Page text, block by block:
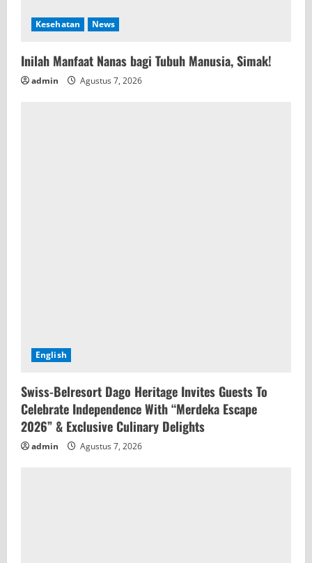
Kesehatan News
Inilah Manfaat Nanas bagi Tubuh Manusia, Simak!
admin Agustus 7, 2026
English
Swiss-Belresort Dago Heritage Invites Guests To
Celebrate Independence With “Merdeka Escape
2026” & Exclusive Culinary Delights
admin Agustus 7, 2026